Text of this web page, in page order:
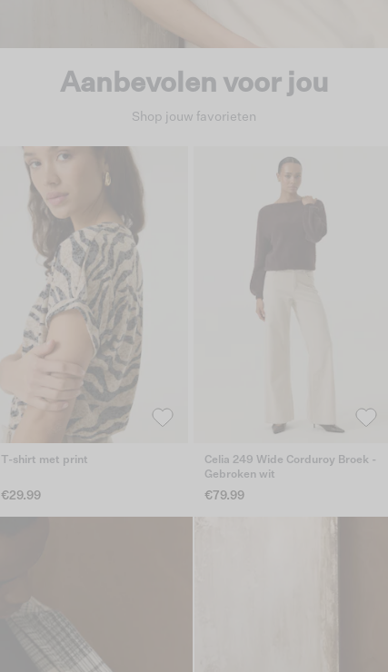
Aanbevolen voor jou
Shop jouw favorieten
T-shirt met print
€29.99
Celia 249 Wide Corduroy Broek -
Gebroken wit
€79.99